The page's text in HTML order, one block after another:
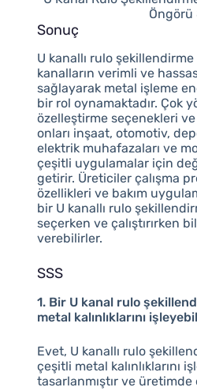
Öngörü
Sonuç
U kanallı rulo
kanalların verimli ve
sağlayarak metal işleme
bir rol oynamaktadır. Çok
özelleştirme seçenekleri
onları inşaat, otomotiv,
elektrik muhafazaları ve
çeşitli uygulamalar için
getirir. Üreticiler çalışma
özellikleri ve bakım
bir U kanallı rulo
seçerken ve çalıştırırken
verebilirler.
SSS
1. Bir U kanal rulo
metal kalınlıklarını
Evet, U kanallı rulo
çeşitli metal kalınlıklarını
tasarlanmıştır ve üretimde